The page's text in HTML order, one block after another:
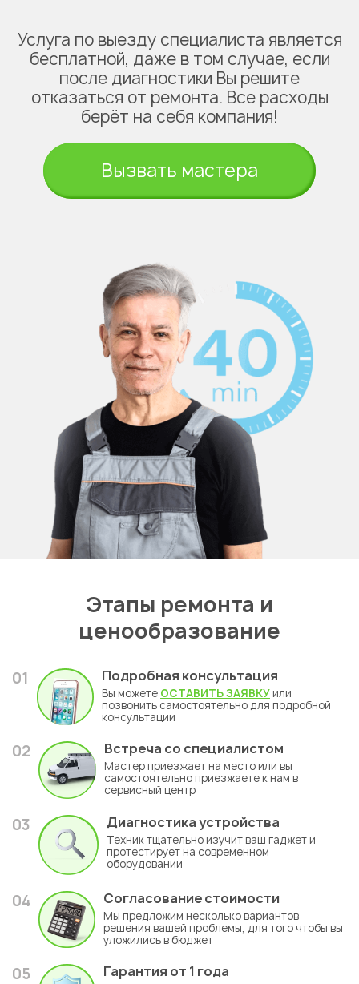
Услуга по выезду специалиста является
бесплатной, даже в том случае, если
после диагностики Вы решите
отказаться от ремонта. Все расходы
берёт на себя компания!
Вызвать мастера
Этапы ремонта и
ценообразование
01 Подробная консультация
Вы можете ОСТАВИТЬ ЗАЯВКУ или
позвонить самостоятельно для подробной
консультации
02 Встреча со специалистом
Мастер приезжает на место или вы
самостоятельно приезжаете к нам в
сервисный центр
03 Диагностика устройства
Техник тщательно изучит ваш гаджет и
протестирует на современном
оборудовании
04 Согласование стоимости
Мы предложим несколько вариантов
решения вашей проблемы, для того чтобы вы
уложились в бюджет
05 Гарантия от 1 года